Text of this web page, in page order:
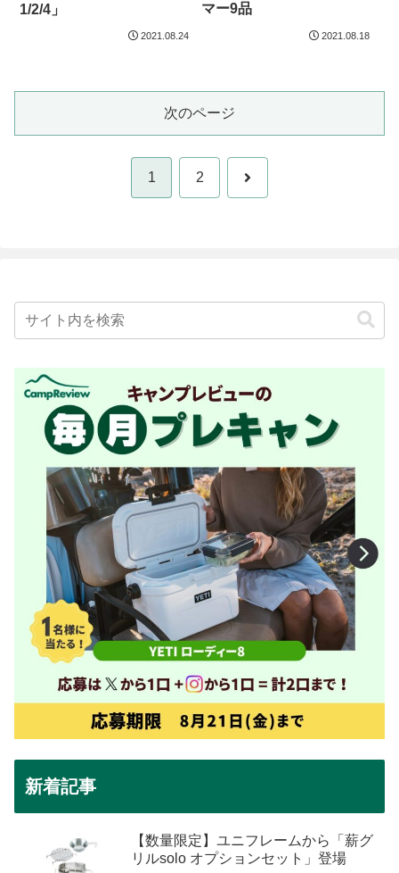
1/2/4」
2021.08.24
マー9品
2021.08.18
次のページ
1 2 次
新着記事
【数量限定】ユニフレームから「薪グ
リルsolo オプションセット」登場